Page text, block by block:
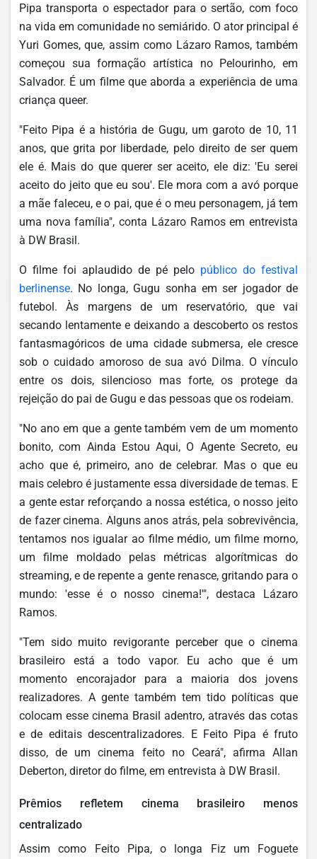
Pipa transporta o espectador para o sertão, com foco
na vida em comunidade no semiárido. O ator principal é
Yuri Gomes, que, assim como Lázaro Ramos, também
começou sua formação artística no Pelourinho, em
Salvador. É um filme que aborda a experiência de uma
criança queer.
"Feito Pipa é a história de Gugu, um garoto de 10, 11
anos, que grita por liberdade, pelo direito de ser quem
ele é. Mais do que querer ser aceito, ele diz: 'Eu serei
aceito do jeito que eu sou'. Ele mora com a avó porque
a mãe faleceu, e o pai, que é o meu personagem, já tem
uma nova família", conta Lázaro Ramos em entrevista
à DW Brasil.
O filme foi aplaudido de pé pelo público do festival
berlinense. No longa, Gugu sonha em ser jogador de
futebol. Às margens de um reservatório, que vai
secando lentamente e deixando a descoberto os restos
fantasmagóricos de uma cidade submersa, ele cresce
sob o cuidado amoroso de sua avó Dilma. O vínculo
entre os dois, silencioso mas forte, os protege da
rejeição do pai de Gugu e das pessoas que os rodeiam.
"No ano em que a gente também vem de um momento
bonito, com Ainda Estou Aqui, O Agente Secreto, eu
acho que é, primeiro, ano de celebrar. Mas o que eu
mais celebro é justamente essa diversidade de temas. E
a gente estar reforçando a nossa estética, o nosso jeito
de fazer cinema. Alguns anos atrás, pela sobrevivência,
tentamos nos igualar ao filme médio, um filme morno,
um filme moldado pelas métricas algorítmicas do
streaming, e de repente a gente renasce, gritando para o
mundo: 'esse é o nosso cinema!'", destaca Lázaro
Ramos.
"Tem sido muito revigorante perceber que o cinema
brasileiro está a todo vapor. Eu acho que é um
momento encorajador para a maioria dos jovens
realizadores. A gente também tem tido políticas que
colocam esse cinema Brasil adentro, através das cotas
e de editais descentralizadores. E Feito Pipa é fruto
disso, de um cinema feito no Ceará", afirma Allan
Deberton, diretor do filme, em entrevista à DW Brasil.
Prêmios refletem cinema brasileiro menos
centralizado
Assim como Feito Pipa, o longa Fiz um Foguete